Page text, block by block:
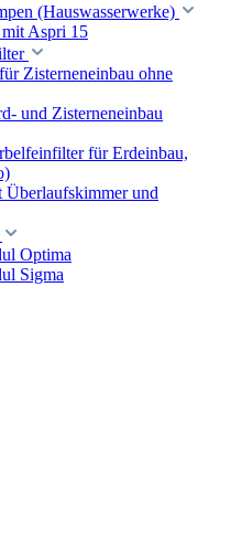
(Hauswasserwerke)
Aspri 15
Zisterneneinbau ohne
und Zisterneneinbau
für Erdeinbau,
Überlaufskimmer und
Optima
Sigma